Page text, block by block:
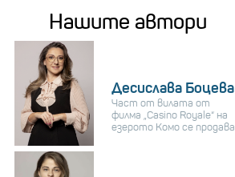
Нашите автори
Десислава Боцева
Част от вилата от
филма „Casino Royale“ на
езерото Комо се продава